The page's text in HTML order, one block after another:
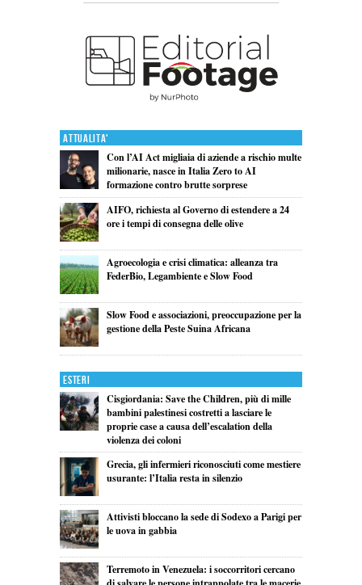
Attualita'
Con l’AI Act migliaia di aziende a rischio multe
milionarie, nasce in Italia Zero to AI
formazione contro brutte sorprese
AIFO, richiesta al Governo di estendere a 24
ore i tempi di consegna delle olive
Agroecologia e crisi climatica: alleanza tra
FederBio, Legambiente e Slow Food
Slow Food e associazioni, preoccupazione per la
gestione della Peste Suina Africana
Esteri
Cisgiordania: Save the Children, più di mille
bambini palestinesi costretti a lasciare le
proprie case a causa dell’escalation della
violenza dei coloni
Grecia, gli infermieri riconosciuti come mestiere
usurante: l’Italia resta in silenzio
Attivisti bloccano la sede di Sodexo a Parigi per
le uova in gabbia
Terremoto in Venezuela: i soccorritori cercano